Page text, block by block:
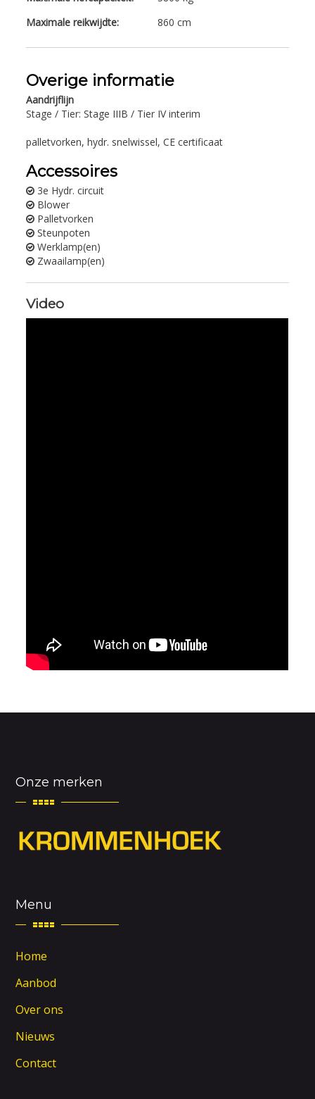
Maximale reikwijdte:
860 cm
Overige informatie
Aandrijflijn
Stage / Tier: Stage IIIB / Tier IV interim
palletvorken, hydr. snelwissel, CE certificaat
Accessoires
3e Hydr. circuit
Blower
Palletvorken
Steunpoten
Werklamp(en)
Zwaailamp(en)
Video
Onze merken
Menu
Home
Aanbod
Over ons
Nieuws
Contact